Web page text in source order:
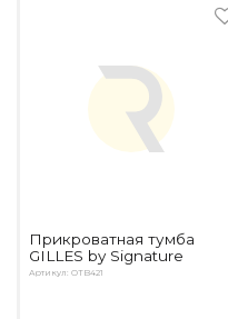
Прикроватная тумба
GILLES by Signature
Артикул: OTB421